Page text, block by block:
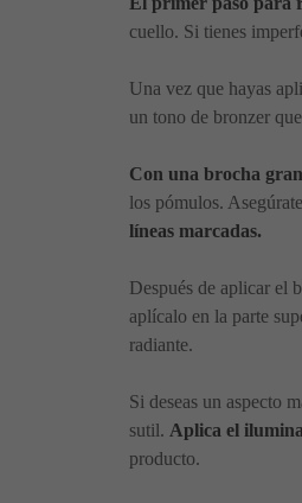
cuello. Si tienes
Una vez que hayas
un tono de bronzer
Con una brocha
los pómulos.
líneas marcadas.
Después de aplicar el
aplícalo en la parte
radiante.
Si deseas un aspecto
sutil. Aplica el
producto.